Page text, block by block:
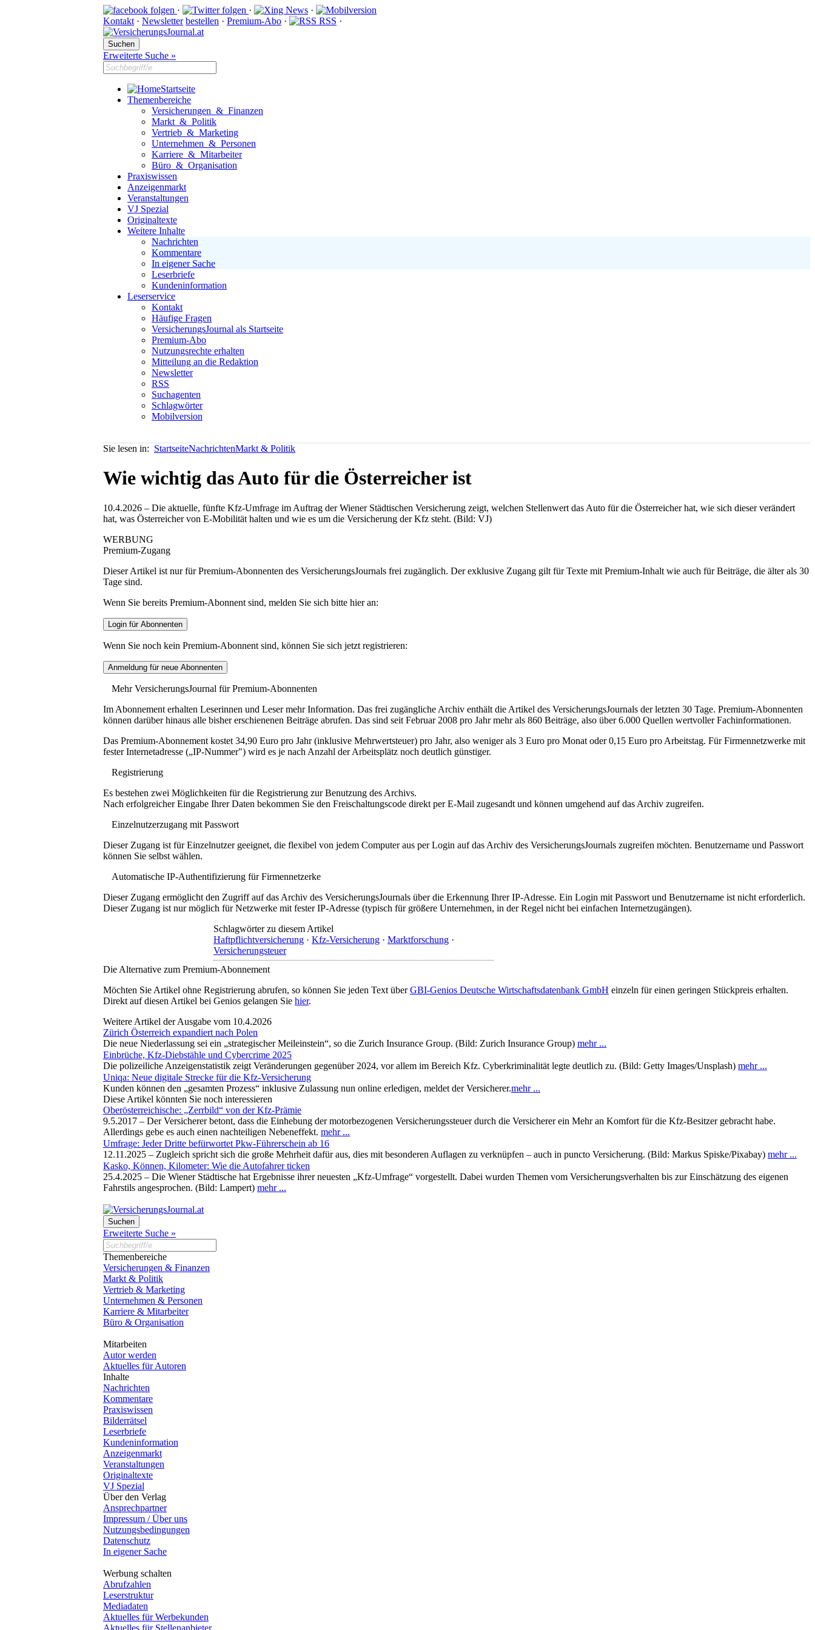
· ·
·
Kontakt · Newsletter bestellen · Premium-Abo · RSS ·
Erweiterte Suche »
Startseite
Themenbereiche
Versicherungen & Finanzen
Markt & Politik
Vertrieb & Marketing
Unternehmen & Personen
Karriere & Mitarbeiter
Büro & Organisation
Praxiswissen
Anzeigenmarkt
Veranstaltungen
VJ Spezial
Originaltexte
Weitere Inhalte
Nachrichten
Kommentare
In eigener Sache
Leserbriefe
Kundeninformation
Leserservice
Kontakt
Häufige Fragen
VersicherungsJournal als Startseite
Premium-Abo
Nutzungsrechte erhalten
Mitteilung an die Redaktion
Newsletter
RSS
Suchagenten
Schlagwörter
Mobilversion
Sie lesen in: StartseiteNachrichtenMarkt & Politik
Wie wichtig das Auto für die Österreicher ist
10.4.2026 – Die aktuelle, fünfte Kfz-Umfrage im Auftrag der Wiener Städtischen Versicherung zeigt, welchen Stellenwert das Auto für die Österreicher hat, wie sich dieser verändert
hat, was Österreicher von E-Mobilität halten und wie es um die Versicherung der Kfz steht. (Bild: VJ)
WERBUNG
Premium-Zugang
Dieser Artikel ist nur für Premium-Abonnenten des VersicherungsJournals frei zugänglich. Der exklusive Zugang gilt für Texte mit Premium-Inhalt wie auch für Beiträge, die älter als 30
Tage sind.
Wenn Sie bereits Premium-Abonnent sind, melden Sie sich bitte hier an:
Wenn Sie noch kein Premium-Abonnent sind, können Sie sich jetzt registrieren:
Mehr VersicherungsJournal für Premium-Abonnenten
Im Abonnement erhalten Leserinnen und Leser mehr Information. Das frei zugängliche Archiv enthält die Artikel des VersicherungsJournals der letzten 30 Tage. Premium-Abonnenten
können darüber hinaus alle bisher erschienenen Beiträge abrufen. Das sind seit Februar 2008 pro Jahr mehr als 860 Beiträge, also über 6.000 Quellen wertvoller Fachinformationen.
Das Premium-Abonnement kostet 34,90 Euro pro Jahr (inklusive Mehrwertsteuer) pro Jahr, also weniger als 3 Euro pro Monat oder 0,15 Euro pro Arbeitstag. Für Firmennetzwerke mit
fester Internetadresse („IP-Nummer") wird es je nach Anzahl der Arbeitsplätz noch deutlich günstiger.
Registrierung
Es bestehen zwei Möglichkeiten für die Registrierung zur Benutzung des Archivs.
Nach erfolgreicher Eingabe Ihrer Daten bekommen Sie den Freischaltungscode direkt per E-Mail zugesandt und können umgehend auf das Archiv zugreifen.
Einzelnutzerzugang mit Passwort
Dieser Zugang ist für Einzelnutzer geeignet, die flexibel von jedem Computer aus per Login auf das Archiv des VersicherungsJournals zugreifen möchten. Benutzername und Passwort
können Sie selbst wählen.
Automatische IP-Authentifizierung für Firmennetzerke
Dieser Zugang ermöglicht den Zugriff auf das Archiv des VersicherungsJournals über die Erkennung Ihrer IP-Adresse. Ein Login mit Passwort und Benutzername ist nicht erforderlich.
Dieser Zugang ist nur möglich für Netzwerke mit fester IP-Adresse (typisch für größere Unternehmen, in der Regel nicht bei einfachen Internetzugängen).
Schlagwörter zu diesem Artikel
Haftpflichtversicherung · Kfz-Versicherung · Marktforschung ·
Versicherungsteuer
Die Alternative zum Premium-Abonnement
Möchten Sie Artikel ohne Registrierung abrufen, so können Sie jeden Text überGBI-Genios Deutsche Wirtschaftsdatenbank GmbH einzeln für einen geringen Stückpreis erhalten.
Direkt auf diesen Artikel bei Genios gelangen Sie hier.
Weitere Artikel der Ausgabe vom 10.4.2026
Zürich Österreich expandiert nach Polen
Die neue Niederlassung sei ein „strategischer Meileinstein“, so die Zurich Insurance Group. (Bild: Zurich Insurance Group) mehr ...
Einbrüche, Kfz-Diebstähle und Cybercrime 2025
Die polizeiliche Anzeigenstatistik zeigt Veränderungen gegenüber 2024, vor allem im Bereich Kfz. Cyberkriminalität legte deutlich zu. (Bild: Getty Images/Unsplash) mehr ...
Uniqa: Neue digitale Strecke für die Kfz-Versicherung
Kunden können den „gesamten Prozess“ inklusive Zulassung nun online erledigen, meldet der Versicherer.mehr ...
Diese Artikel könnten Sie noch interessieren
Oberösterreichische: „Zerrbild“ von der Kfz-Prämie
9.5.2017 – Der Versicherer betont, dass die Einhebung der motorbezogenen Versicherungssteuer durch die Versicherer ein Mehr an Komfort für die Kfz-Besitzer gebracht habe.
Allerdings gebe es auch einen nachteiligen Nebeneffekt. mehr ...
Umfrage: Jeder Dritte befürwortet Pkw-Führerschein ab 16
12.11.2025 – Zugleich spricht sich die große Mehrheit dafür aus, dies mit besonderen Auflagen zu verknüpfen – auch in puncto Versicherung. (Bild: Markus Spiske/Pixabay) mehr ...
Kasko, Können, Kilometer: Wie die Autofahrer ticken
25.4.2025 – Die Wiener Städtische hat Ergebnisse ihrer neuesten „Kfz-Umfrage“ vorgestellt. Dabei wurden Themen vom Versicherungsverhalten bis zur Einschätzung des eigenen
Fahrstils angesprochen. (Bild: Lampert) mehr ...
Erweiterte Suche »
Themenbereiche
Versicherungen & Finanzen
Markt & Politik
Vertrieb & Marketing
Unternehmen & Personen
Karriere & Mitarbeiter
Büro & Organisation
Mitarbeiten
Autor werden
Aktuelles für Autoren
Inhalte
Nachrichten
Kommentare
Praxiswissen
Bilderrätsel
Leserbriefe
Kundeninformation
Anzeigenmarkt
Veranstaltungen
Originaltexte
VJ Spezial
Über den Verlag
Ansprechpartner
Impressum / Über uns
Nutzungsbedingungen
Datenschutz
In eigener Sache
Werbung schalten
Abrufzahlen
Leserstruktur
Mediadaten
Aktuelles für Werbekunden
Aktuelles für Stellenanbieter